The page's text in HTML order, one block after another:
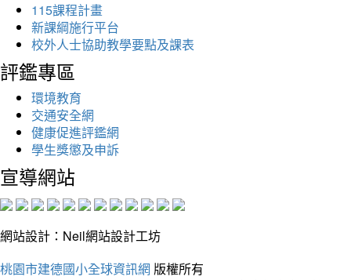
115課程計畫
新課綱施行平台
校外人士協助教學要點及課表
評鑑專區
環境教育
交通安全網
健康促進評鑑網
學生獎懲及申訴
宣導網站
網站設計：Neil網站設計工坊
桃園市建德國小全球資訊網 版權所有